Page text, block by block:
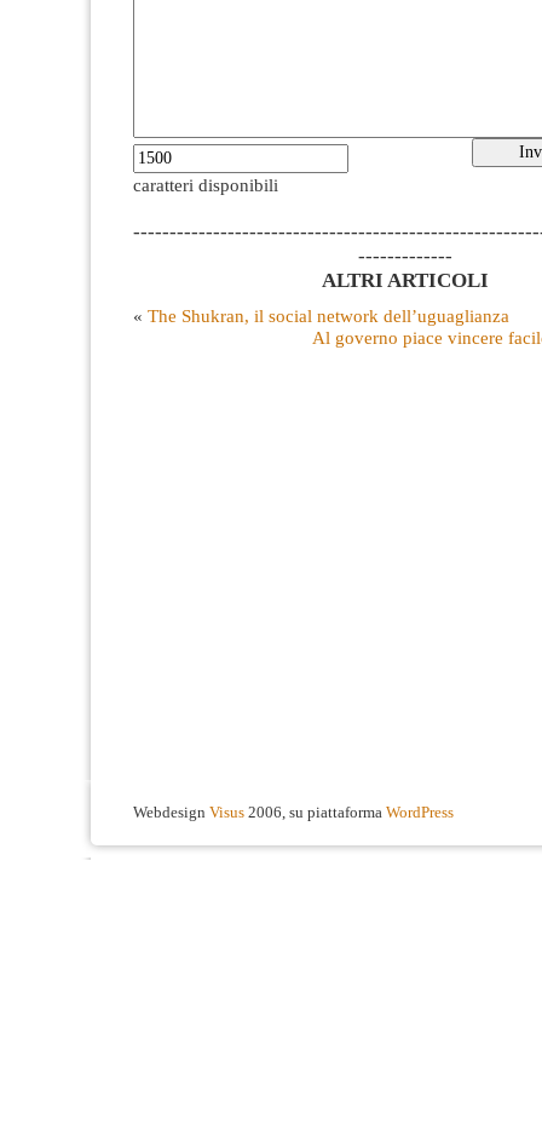
caratteri disponibili
-------------
ALTRI ARTICOLI
« The Shukran, il social network dell’uguaglianza
Al governo piace vincere
Webdesign Visus 2006, su piattaforma WordPress